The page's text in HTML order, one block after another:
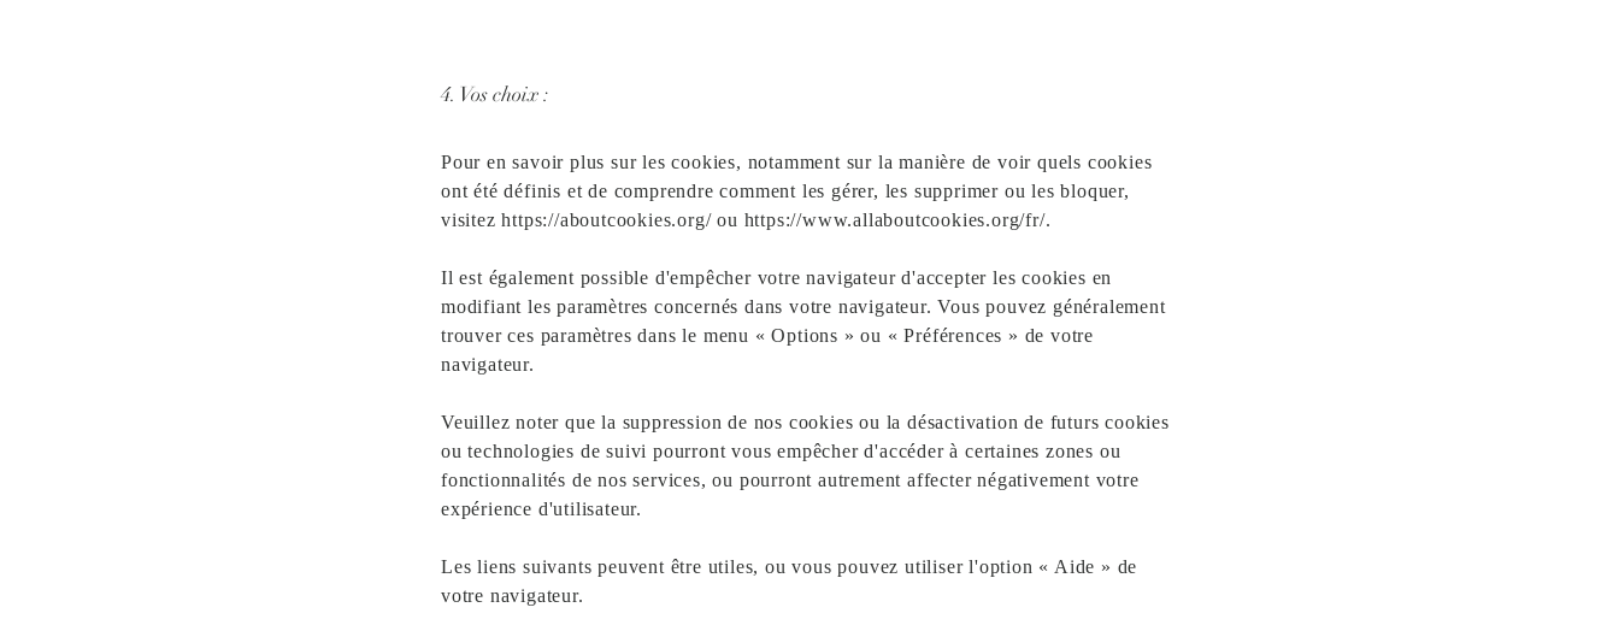
4. Vos choix :
Pour en savoir plus sur les cookies, notamment sur la manière de voir quels cookies
ont été définis et de comprendre comment les gérer, les supprimer ou les bloquer,
visitezhttps://aboutcookies.org/ou https://www.allaboutcookies.org/fr/.
Il est également possible d'empêcher votre navigateur d'accepter les cookies en
modifiant les paramètres concernés dans votre navigateur. Vous pouvez généralement
trouver ces paramètres dans le menu « Options » ou « Préférences » de votre
navigateur.
Veuillez noter que la suppression de nos cookies ou la désactivation de futurs cookies
ou technologies de suivi pourront vous empêcher d'accéder à certaines zones ou
fonctionnalités de nos services, ou pourront autrement affecter négativement votre
expérience d'utilisateur.
Les liens suivants peuvent être utiles, ou vous pouvez utiliser l'option « Aide » de
votre navigateur.